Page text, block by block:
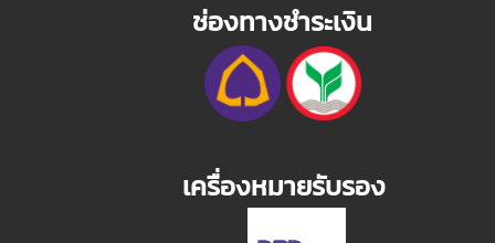
ช่องทางชำระเงิน
เครื่องหมายรับรอง